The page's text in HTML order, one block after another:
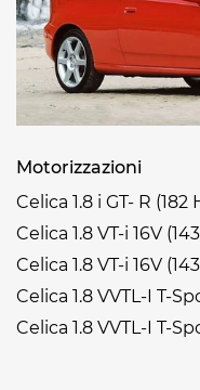
Motorizzazioni
Celica 1.8 i GT- R (182
Celica 1.8 VT-i 16V
Celica 1.8 VT-i 16V
Celica 1.8 VVTL-I T-
Celica 1.8 VVTL-I T-